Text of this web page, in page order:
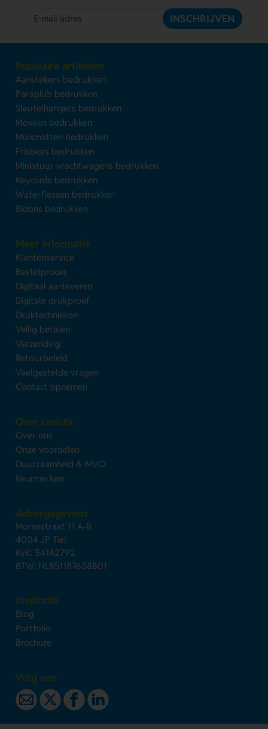
INSCHRIJVEN
Populaire artikelen
Aanstekers bedrukken
Paraplu's bedrukken
Sleutelhangers bedrukken
Mokken bedrukken
Muismatten bedrukken
Frisbees bedrukken
Miniatuur vrachtwagens bedrukken
Keycords bedrukken
Waterflessen bedrukken
Bidons bedrukken
Meer informatie
Klantenservice
Bestelproces
Digitaal aanleveren
Digitale drukproef
Druktechnieken
Veilig betalen
Verzending
Retourbeleid
Veelgestelde vragen
Contact opnemen
Over Lavista
Over ons
Onze voordelen
Duurzaamheid & MVO
Keurmerken
Adresgegevens
Morsestraat 11 A-B
4004 JP Tiel
KvK: 54142792
BTW: NL851187638B01
Inspiratie
Blog
Portfolio
Brochure
Volg ons